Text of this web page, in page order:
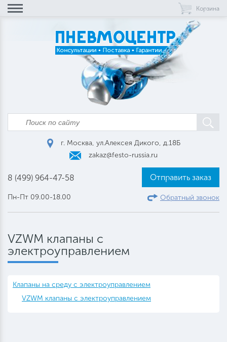
Корзина
г. Москва, ул.Алексея Дикого, д.18Б
zakaz@festo-russia.ru
8 (499) 964-47-58
Пн-Пт 09.00-18.00
Отправить заказ
Обратный звонок
VZWM клапаны с
электроуправлением
Клапаны на среду с электроуправлением
VZWM клапаны с электроуправлением